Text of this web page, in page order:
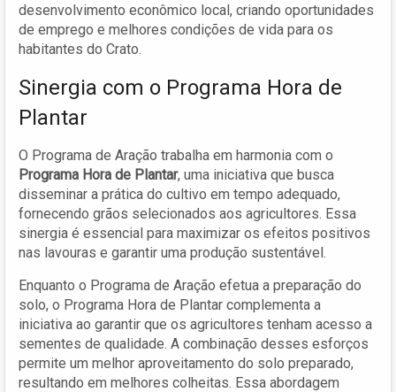
desenvolvimento econômico local, criando oportunidades
de emprego e melhores condições de vida para os
habitantes do Crato.
Sinergia com o Programa Hora de
Plantar
O Programa de Aração trabalha em harmonia com o
Programa Hora de Plantar, uma iniciativa que busca
disseminar a prática do cultivo em tempo adequado,
fornecendo grãos selecionados aos agricultores. Essa
sinergia é essencial para maximizar os efeitos positivos
nas lavouras e garantir uma produção sustentável.
Enquanto o Programa de Aração efetua a preparação do
solo, o Programa Hora de Plantar complementa a
iniciativa ao garantir que os agricultores tenham acesso a
sementes de qualidade. A combinação desses esforços
permite um melhor aproveitamento do solo preparado,
resultando em melhores colheitas. Essa abordagem